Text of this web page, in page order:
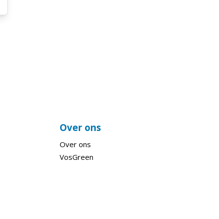
Over ons
Over ons
VosGreen